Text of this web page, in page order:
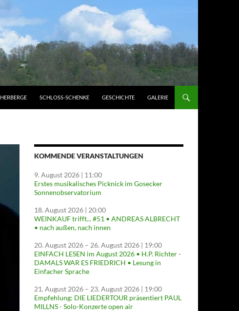
HERBERGE SCHLOSS-SCHENKE GESCHICHTE GALERIE
KOMMENDE VERANSTALTUNGEN
9. August 2026 | 11:00
Erstes musikalisches Picknick im Gosecker
Sonnenobservatorium
18. August 2026 | 20:00
WEINKAUF trifft... #51 • ANDREAS ALBRECHT
• nach außen, nach innen
20. August 2026 – 26. August 2026 | 19:00
EINFACH LESEN im August 2026 • H.P. Richter -
DAMALS WAR ES FRIEDRICH • Lesung in
Einfacher Sprache
21. August 2026 – 23. August 2026 | 19:00
Empfehlung: DIE LIEDERTOUR präsentiert PAUL
MILLNS - Solo-Konzerte open air